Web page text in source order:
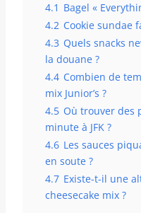
4.1 Bagel «
4.2 Cookie sundae
4.3 Quels snacks
la douane ?
4.4 Combien de
mix Junior’s ?
4.5 Où trouver des
minute à JFK ?
4.6 Les sauces
en soute ?
4.7 Existe-t-il une
cheesecake mix ?